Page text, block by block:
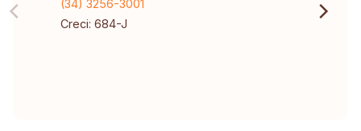
(34) 3256-3001
Creci: 684-J